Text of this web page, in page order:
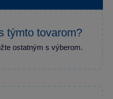
týmto tovarom?
ostatným s výberom.